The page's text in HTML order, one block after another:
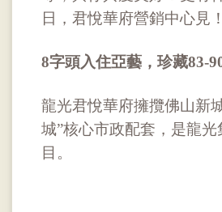
日，君悅華府營銷中心見！
8字頭入住亞藝，珍藏83-
龍光君悅華府擁攬佛山新
城”核心市政配套，是龍
目。